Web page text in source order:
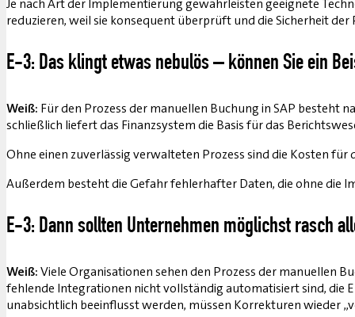
Je nach Art der Implementierung gewährleisten geeignete
reduzieren, weil sie konsequent überprüft und die Sicherheit
E-3: Das klingt etwas nebulös – können Sie ein
Weiß: Für den Prozess der manuellen Buchung in SAP besteht
schließlich liefert das Finanzsystem die Basis für das
Ohne einen zuverlässig verwalteten Prozess sind die Kosten
Außerdem besteht die Gefahr fehlerhafter Daten, die ohne die
E-3: Dann sollten Unternehmen möglichst rasch
Weiß:Viele Organisationen sehen den Prozess der manuellen
fehlende Integrationen nicht vollständig automatisiert sind, die
unabsichtlich beeinflusst werden, müssen Korrekturen wieder